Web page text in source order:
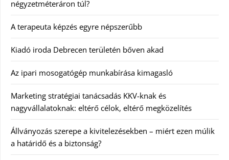
négyzetméteráron túl?
A terapeuta képzés egyre népszerűbb
Kiadó iroda Debrecen területén bőven akad
Az ipari mosogatógép munkabírása kimagasló
Marketing stratégiai tanácsadás KKV-knak és
nagyvállalatoknak: eltérő célok, eltérő megközelítés
Állványozás szerepe a kivitelezésekben – miért ezen múlik
a határidő és a biztonság?